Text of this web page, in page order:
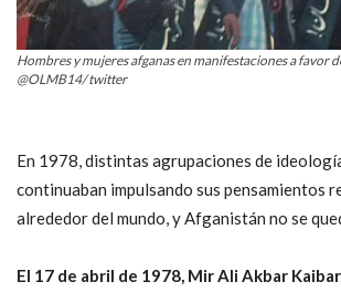
Hombres y mujeres afganas en manifestaciones a favor
@OLMB14/ twitter
En 1978, distintas agrupaciones de
continuaban impulsando sus pensamientos
alrededor del mundo, y Afganistán no se
El 17 de abril de 1978, Mir Ali Akbar